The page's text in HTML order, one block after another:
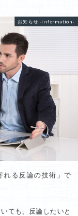
お知らせ -information-
れる反論の技術」で
ても、反論したいと